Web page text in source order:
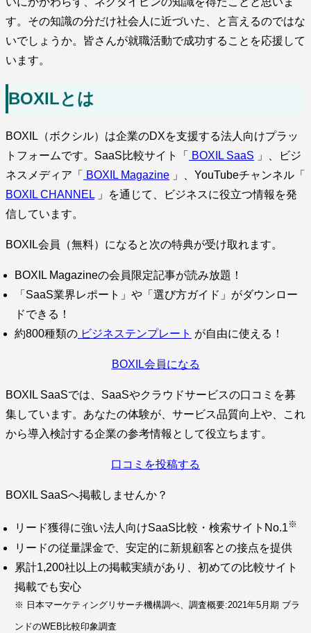
す。その知識の分だけ社会人に近づいた、と言えるのではな
いでしょうか。皆さんが就職活動で成功することを応援して
います。
BOXILとは
BOXIL（ボクシル）は企業のDXを支援する法人向けプラッ
トフォームです。SaaS比較サイト「
BOXIL SaaS 」、ビジ
ネスメディア「
BOXIL Magazine 」、YouTubeチャンネル「
BOXIL CHANNEL」を通じて、ビジネスに役立つ情報を発
信しています。
BOXIL会員（無料）になると次の特典が受け取れます。
BOXIL Magazineの会員限定記事が読み放題！
「SaaS業界レポート」や「選び方ガイド」がダウンロー
ドできる！
約800種類の ビジネステンプレート が自由に使える！
BOXIL会員になる
BOXIL SaaSでは、SaaSやクラウドサービスの口コミを募
集しています。あなたの体験が、サービス品質向上や、これ
から導入検討する企業の参考情報として役立ちます。
口コミを投稿する
BOXIL SaaSへ掲載しませんか？
リード獲得に強い法人向けSaaS比較・検索サイトNo.1※
リードの従量課金で、安定的に新規顧客との接点を提供
累計1,200社以上の掲載実績があり、初めての比較サイト
掲載でも安心
※ 日本マーケティングリサーチ機構調べ、調査概要:2021年5月期 ブラ
ンドのWEB比較印象調査